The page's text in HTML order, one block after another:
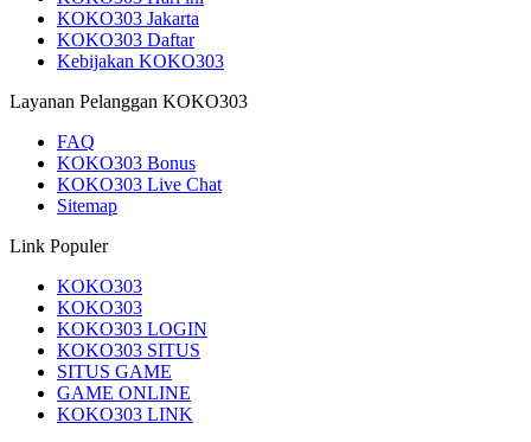
KOKO303 Jakarta
KOKO303 Daftar
Kebijakan KOKO303
Layanan Pelanggan KOKO303
FAQ
KOKO303 Bonus
KOKO303 Live Chat
Sitemap
Link Populer
KOKO303
KOKO303
KOKO303 LOGIN
KOKO303 SITUS
SITUS GAME
GAME ONLINE
KOKO303 LINK